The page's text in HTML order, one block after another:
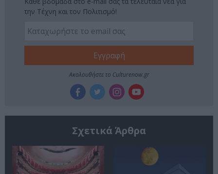
την Τέχνη και τον Πολιτισμό!
Ακολουθήστε το Culturenow.gr
Σχετικά Άρθρα